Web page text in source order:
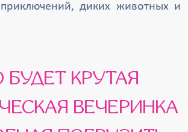
диких животных и
ВЕЧЕРИНКА